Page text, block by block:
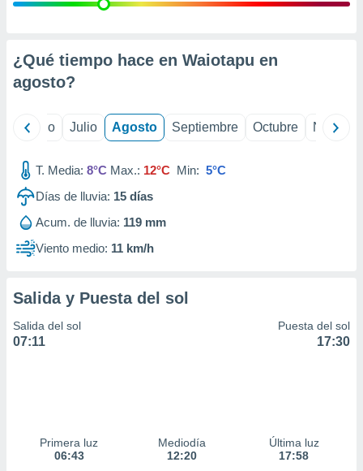
e
mediante
publicidad
de
1199
¿Qué tiempo hace en Waiotapu en
agosto?
Junio Julio Agosto Septiembre Octubre
T. Media: 8°C Max.: 12°C Min: 5°C
Días de lluvia: 15 días
Acum. de lluvia: 119 mm
Viento medio: 11 km/h
Salida y Puesta del sol
Salida del sol
07:11
Puesta del sol
17:30
Primera luz
06:43
Mediodía
12:20
Última luz
17:58